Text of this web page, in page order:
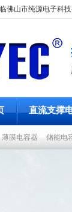
佛山市纯源电子科技
直流支撑
薄膜电容器 储能电